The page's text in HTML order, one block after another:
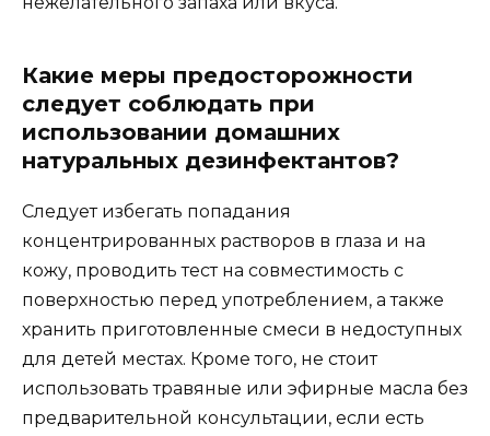
Какие меры предосторожности
следует соблюдать при
использовании домашних
натуральных дезинфектантов?
Следует избегать попадания
концентрированных растворов в глаза и на
кожу, проводить тест на совместимость с
поверхностью перед употреблением, а также
хранить приготовленные смеси в недоступных
для детей местах. Кроме того, не стоит
использовать травяные или эфирные масла без
предварительной консультации, если есть